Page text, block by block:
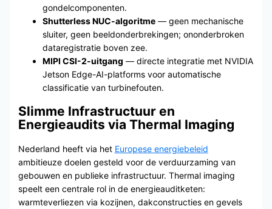
gondelcomponenten.
Shutterless NUC-algoritme— geen mechanische
sluiter, geen beeldonderbrekingen; ononderbroken
dataregistratie boven zee.
MIPI CSI-2-uitgang — directe integratie met NVIDIA
Jetson Edge-AI-platforms voor automatische
classificatie van turbinefouten.
Slimme Infrastructuur en
Energieaudits via Thermal Imaging
Nederland heeft via het Europese energiebeleid
ambitieuze doelen gesteld voor de verduurzaming van
gebouwen en publieke infrastructuur. Thermal imaging
speelt een centrale rol in de energieauditketen:
warmteverliezen via kozijnen, dakconstructies en gevels